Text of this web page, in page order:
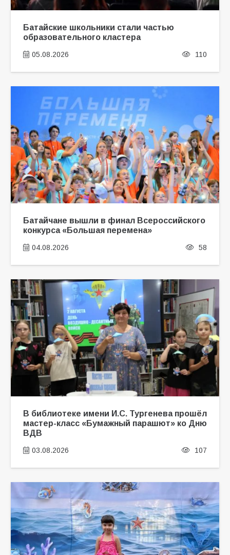
Батайские школьники стали частью
образовательного кластера
05.08.2026 110
Батайчане вышли в финал Всероссийского
конкурса «Большая перемена»
04.08.2026 58
В библиотеке имени И.С. Тургенева прошёл
мастер-класс «Бумажный парашют» ко Дню
ВДВ
03.08.2026 107